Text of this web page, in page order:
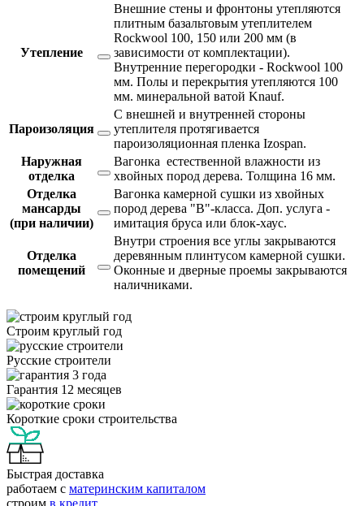
Утепление
Внешние стены и фронтоны утепляются
плитным базальтовым утеплителем
Rockwool 100, 150 или 200 мм (в
зависимости от комплектации).
Внутренние перегородки - Rockwool 100
мм. Полы и перекрытия утепляются 100
мм. минеральной ватой Knauf.
Пароизоляция
С внешней и внутренней стороны
утеплителя протягивается
пароизоляционная пленка Izospan.
Наружная
отделка
Вагонка естественной влажности из
хвойных пород дерева. Толщина 16 мм.
Отделка
мансарды
(при наличии)
Вагонка камерной сушки из хвойных
пород дерева "В"-класса. Доп. услуга -
имитация бруса или блок-хаус.
Отделка
помещений
Внутри строения все углы закрываются
деревянным плинтусом камерной сушки.
Оконные и дверные проемы закрываются
наличниками.
Строим круглый год
Русские строители
Гарантия 12 месяцев
Короткие сроки строительства
Быстрая доставка
работаем с материнским капиталом
строим в кредит